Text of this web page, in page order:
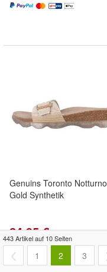
Genuins Toronto Notturno
Gold Synthetik
24,95 €
Kostenloser Versand
443 Artikel auf 10 Seiten
1 2 3